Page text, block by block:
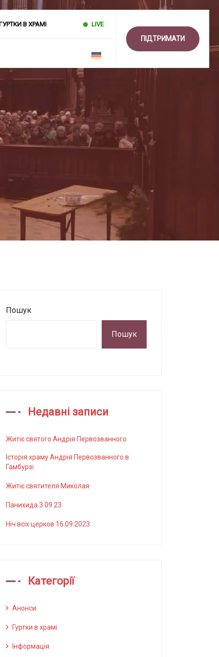
ГУРТКИ В ХРАМІ LIVE
ПІДТРИМАТИ
Пошук
Пошук
Недавні записи
Житіє святого Андрія Первозванного
Історія храму Андрія Первозванного в
Гамбурзі
Житіє святителя Миколая
Панихида 3.09.23
Ніч всіх церков 16.09.2023
Категорії
Анонси
Гуртки в храмі
Інформація